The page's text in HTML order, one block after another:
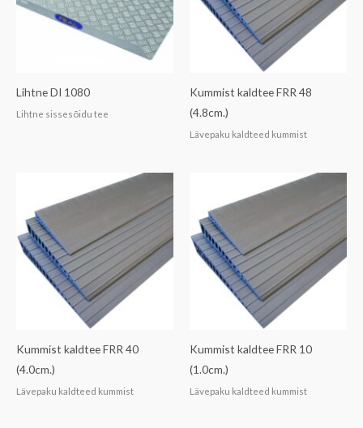
Lihtne DI 1080
Lihtne sissesõidu tee
Kummist kaldtee FRR 48
(4.8cm.)
Lävepaku kaldteed kummist
Kummist kaldtee FRR 40
(4.0cm.)
Lävepaku kaldteed kummist
Kummist kaldtee FRR 10
(1.0cm.)
Lävepaku kaldteed kummist